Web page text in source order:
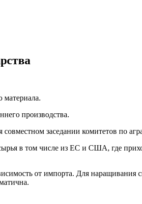
материала.
производства.
заседании комитетов по
в том числе из ЕС и США, где
от импорта. Для наращивания